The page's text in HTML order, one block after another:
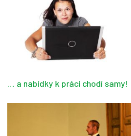
… a nabídky k práci chodí samy!